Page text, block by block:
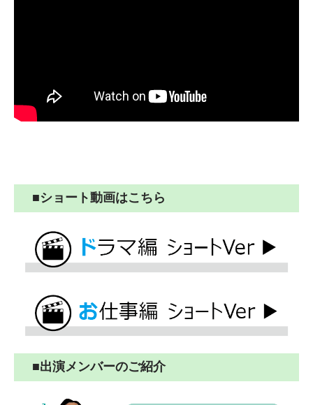
■ショート動画はこちら
■出演メンバーのご紹介